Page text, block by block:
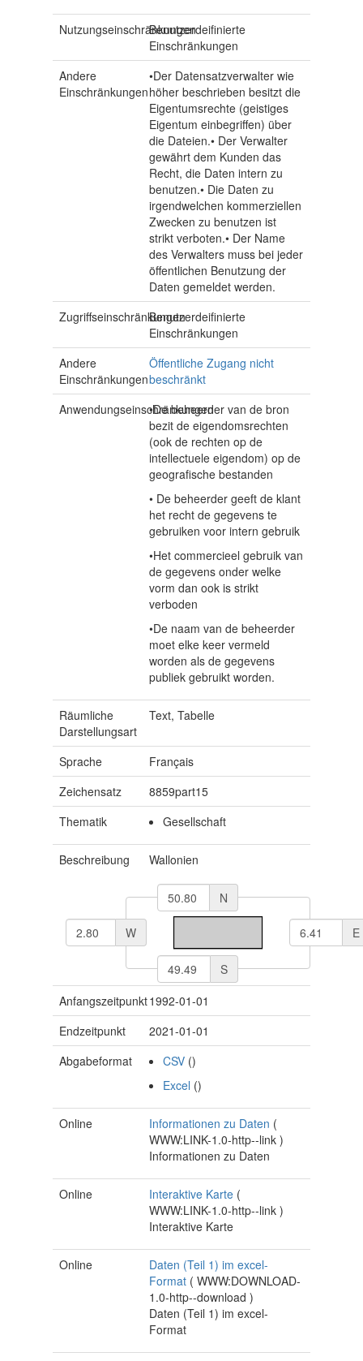
NutzungseinschränkungenBenutzerdeifinierte
Einschränkungen
Andere
Einschränkungen
•Der Datensatzverwalter wie
höher beschrieben besitzt die
Eigentumsrechte (geistiges
Eigentum einbegriffen) über
die Dateien.• Der Verwalter
gewährt dem Kunden das
Recht, die Daten intern zu
benutzen.• Die Daten zu
irgendwelchen kommerziellen
Zwecken zu benutzen ist
strikt verboten.• Der Name
des Verwalters muss bei jeder
öffentlichen Benutzung der
Daten gemeldet werden.
ZugriffseinschränkungenBenutzerdeifinierte
Einschränkungen
Andere
Einschränkungen
Öffentliche Zugang nicht
beschränkt
Anwendungseinschränkungen•De beheerder van de bron
bezit de eigendomsrechten
(ook de rechten op de
intellectuele eigendom) op de
geografische bestanden
• De beheerder geeft de klant
het recht de gegevens te
gebruiken voor intern gebruik
•Het commercieel gebruik van
de gegevens onder welke
vorm dan ook is strikt
verboden
•De naam van de beheerder
moet elke keer vermeld
worden als de gegevens
publiek gebruikt worden.
Räumliche
Darstellungsart
Text, Tabelle
Sprache
Français
Zeichensatz
8859part15
Thematik
Gesellschaft
Beschreibung Wallonien
N
S
E
W
Anfangszeitpunkt1992-01-01
Endzeitpunkt
2021-01-01
Abgabeformat
CSV ()
Excel ()
Online Informationen zu Daten (
WWW:LINK-1.0-http--link)
Informationen zu Daten
Online Interaktive Karte (
WWW:LINK-1.0-http--link)
Interaktive Karte
Online
Daten (Teil 1) im excel-
Format (WWW:DOWNLOAD-
1.0-http--download)
Daten (Teil 1) im excel-
Format